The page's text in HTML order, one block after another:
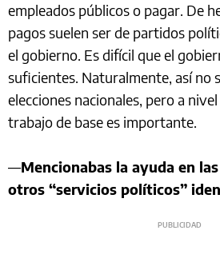
empleados públicos o pagar. De
pagos suelen ser de partidos
el gobierno. Es difícil que el
suficientes. Naturalmente, así no
elecciones nacionales, pero a
trabajo de base es importante.
—Mencionabas la ayuda en
otros “servicios políticos”